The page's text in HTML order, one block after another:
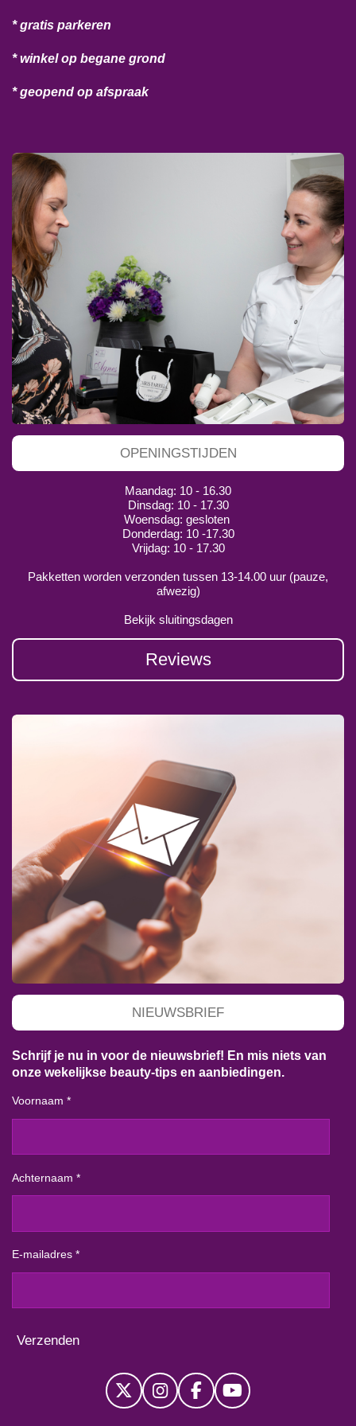
* gratis parkeren
* winkel op begane grond
* geopend op afspraak
OPENINGSTIJDEN
Maandag: 10 - 16.30
Dinsdag: 10 - 17.30
Woensdag: gesloten
Donderdag: 10 -17.30
Vrijdag: 10 - 17.30
Pakketten worden verzonden tussen 13-14.00 uur (pauze,
afwezig)
Bekijk sluitingsdagen
Reviews
NIEUWSBRIEF
Schrijf je nu in voor de nieuwsbrief! En mis niets van
onze wekelijkse beauty-tips en aanbiedingen.
Voornaam *
Achternaam *
E-mailadres *
Verzenden
X
I
n
F
a
Y
o